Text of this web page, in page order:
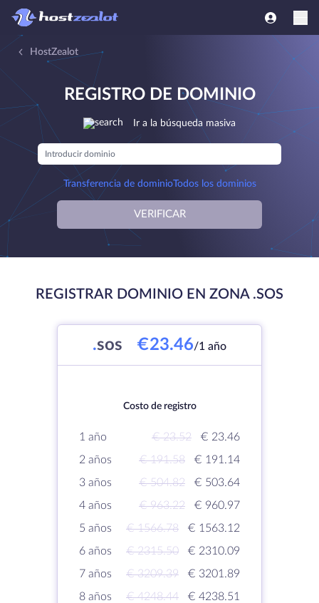
HostZealot
REGISTRO DE DOMINIO
Ir a la búsqueda masiva
Transferencia de dominioTodos los dominios
VERIFICAR
REGISTRAR DOMINIO EN ZONA .SOS
.sos €23.46/1 año
Costo de registro
1 año € 23.52
€ 23.46
2 años
€ 191.58
€ 191.14
3 años
€ 504.82
€ 503.64
4 años
€ 963.22
€ 960.97
5 años
€ 1566.78
€ 1563.12
6 años
€ 2315.50
€ 2310.09
7 años
€ 3209.39
€ 3201.89
8 años
€ 4248.44
€ 4238.51